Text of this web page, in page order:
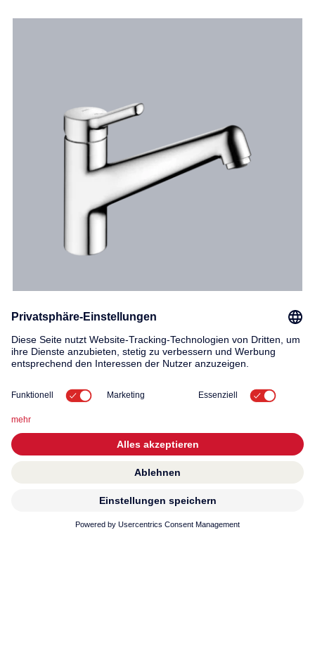
KWC WAMAS 2.0
Robuste Allrounderin